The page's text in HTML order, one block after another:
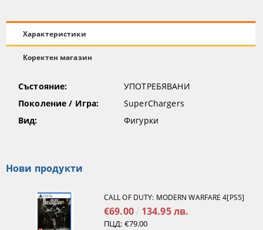
Характеристики
Коректен магазин
Състояние:
УПОТРЕБЯВАНИ
Поколение / Игра:
SuperChargers
Вид:
Фигурки
Нови продукти
CALL OF DUTY: MODERN WARFARE 4[PS5]
€69.00 134.95 лв.
ПЦД: €79.00